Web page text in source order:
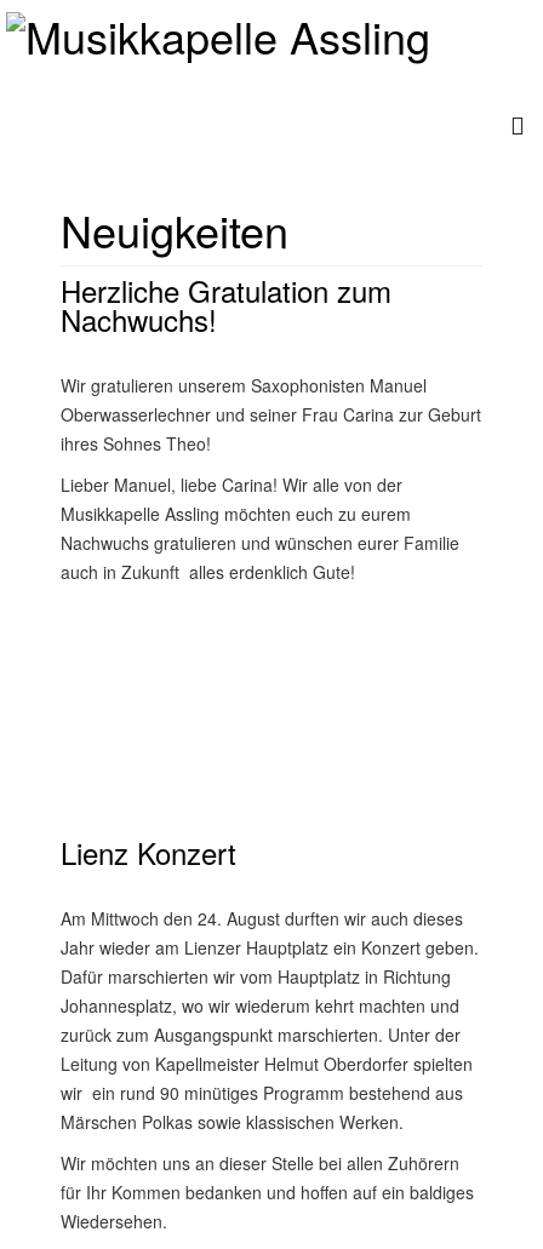
Neuigkeiten
Herzliche Gratulation zum
Nachwuchs!
Wir gratulieren unserem Saxophonisten Manuel
Oberwasserlechner und seiner Frau Carina zur Geburt
ihres Sohnes Theo!
Lieber Manuel, liebe Carina! Wir alle von der
Musikkapelle Assling möchten euch zu eurem
Nachwuchs gratulieren und wünschen eurer Familie
auch in Zukunft alles erdenklich Gute!
Lienz Konzert
Am Mittwoch den 24. August durften wir auch dieses
Jahr wieder am Lienzer Hauptplatz ein Konzert geben.
Dafür marschierten wir vom Hauptplatz in Richtung
Johannesplatz, wo wir wiederum kehrt machten und
zurück zum Ausgangspunkt marschierten. Unter der
Leitung von Kapellmeister Helmut Oberdorfer spielten
wir ein rund 90 minütiges Programm bestehend aus
Märschen Polkas sowie klassischen Werken.
Wir möchten uns an dieser Stelle bei allen Zuhörern
für Ihr Kommen bedanken und hoffen auf ein baldiges
Wiedersehen.